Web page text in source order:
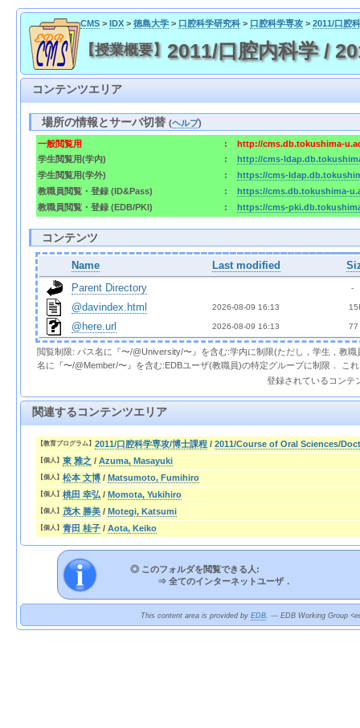
CMS> IDX> 徳島大学> 口腔科学研究科> 口腔科学専攻> 2011/口腔
【授業概要】 2011/口腔内科学 /
コンテンツエリア
場所の情報とサーバ切替(ヘルプ)
一般閲覧用 :
http://cms.db.tokushima-
学生閲覧用(学内)
:
http://cms-
学生閲覧用(学外)
:
https://cms-
教職員閲覧・登録 (ID&Pass)
:
https://cms.db.tokushima-
教職員閲覧・登録 (EDB/PKI)
: https://cms-
コンテンツ
Name Last modified
Parent Directory
  -
@davindex.html 2026-08-09 16:13
@here.url 2026-08-09 16:13 77
閲覧制限: パス名に『〜/@University/〜』を含む:学内に制限(ただし，学生，教
名に『〜/@Member/〜』を含む:EDBユーザ(教職員)の特定グループに制限． こ
登録されているコンテ
関連するコンテンツエリア
【教育プログラム】 2011/口腔科学専攻/博士課程 / 2011/Course of Oral Sciences/
【個人】 東 雅之 / Azuma, Masayuki
【個人】 松本 文博 / Matsumoto, Fumihiro
【個人】 桃田 幸弘 / Momota, Yukihiro
【個人】 茂木 勝美 / Motegi, Katsumi
【個人】 青田 桂子 / Aota, Keiko
◎ このフォルダを閲覧できる人:
⇒ 全てのインターネットユーザ．
This content area is provided by EDB. --- EDB Working Group